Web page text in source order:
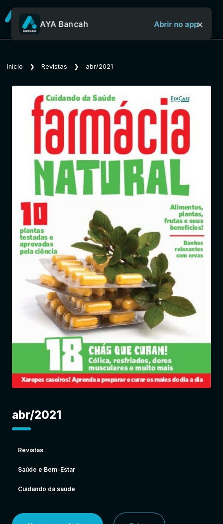
Sobre o Aya Bancah
Revistas
Jornais
Entrar
AYA Bancah Abrir no app×
Início ❯ Revistas ❯ abr/2021
abr/2021
Revistas
Saúde e Bem-Estar
Cuidando da saúde